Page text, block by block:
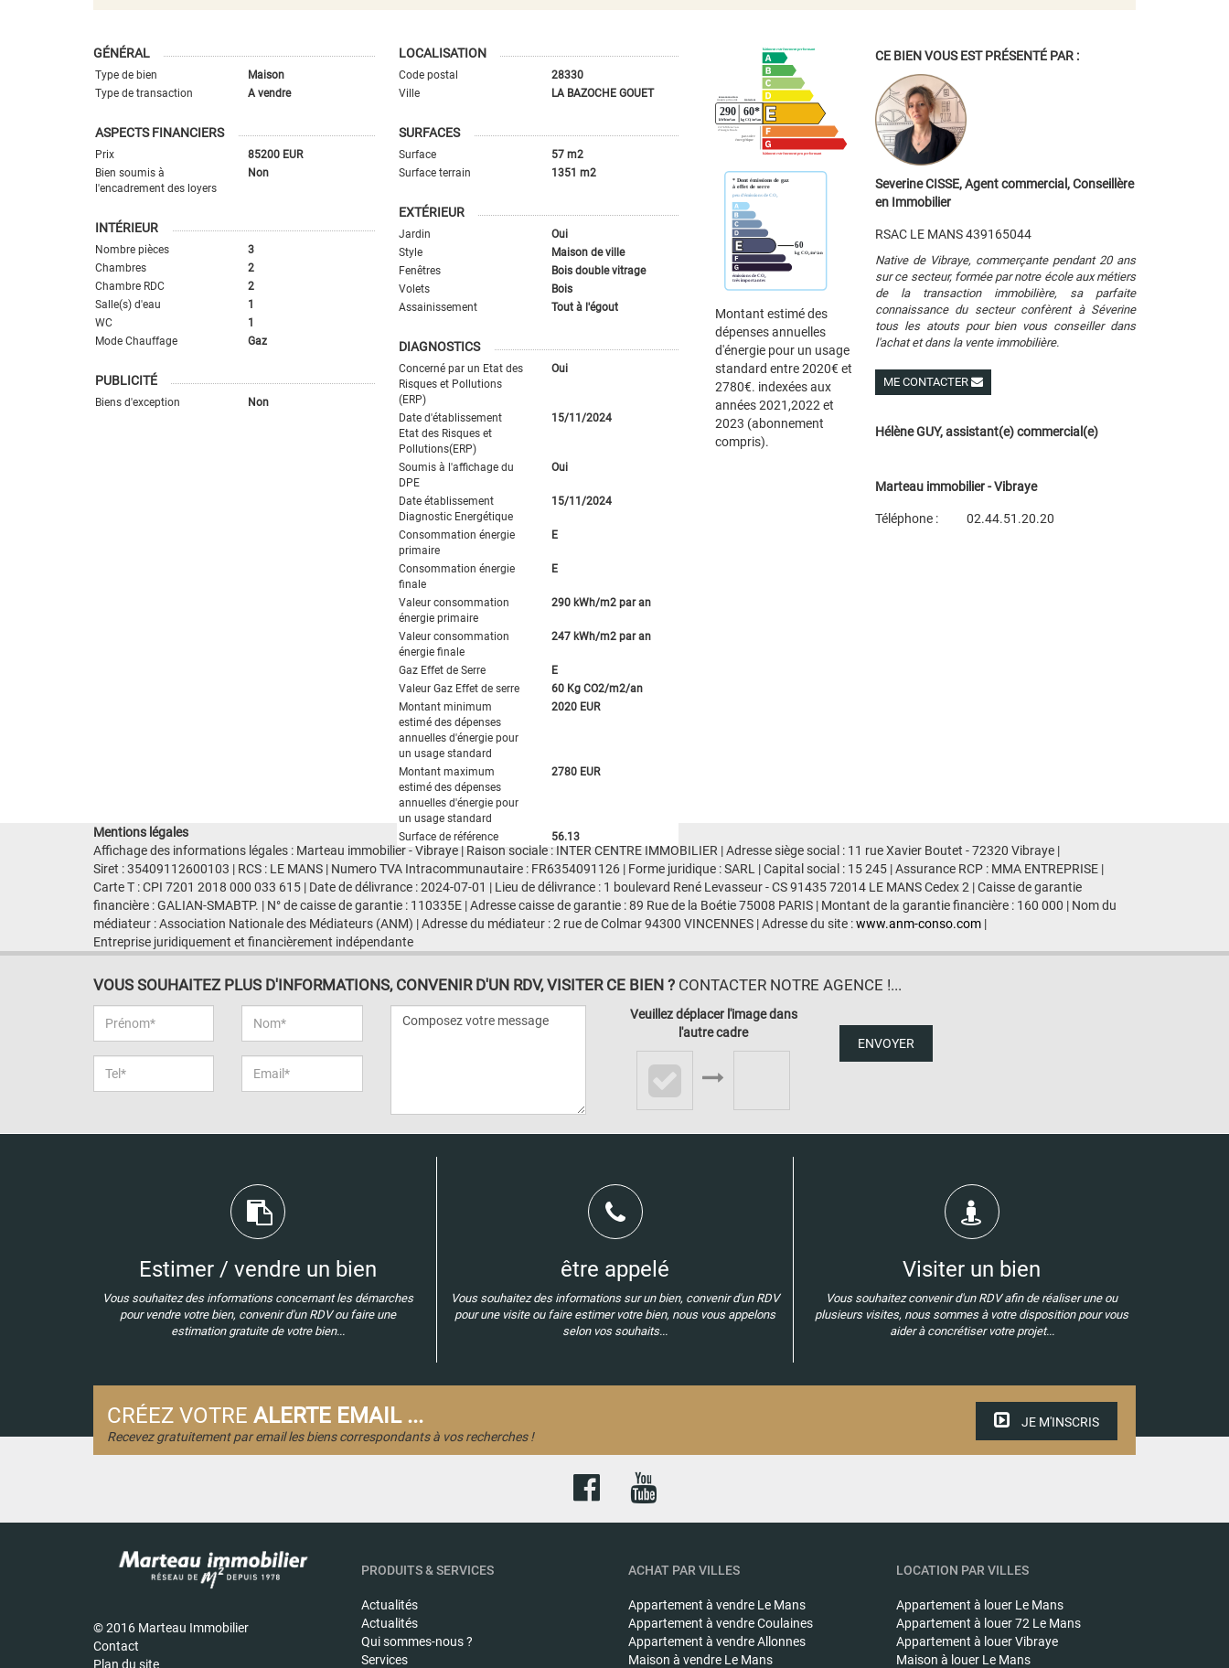
GÉNÉRAL
Type de bien
Maison
Type de transaction
A vendre
LOCALISATION
Code postal
28330
Ville
LA BAZOCHE GOUET
ASPECTS FINANCIERS
Prix
85200 EUR
Bien soumis à
l'encadrement des loyers
Non
SURFACES
Surface
57 m2
Surface terrain
1351 m2
EXTÉRIEUR
Jardin
Oui
Style
Maison de ville
Fenêtres
Bois double vitrage
Volets
Bois
Assainissement
Tout à l'égout
INTÉRIEUR
Nombre pièces
3
Chambres
2
Chambre RDC
2
Salle(s) d'eau
1
WC
1
Mode Chauffage
Gaz DIAGNOSTICS
Concerné par un Etat des
Risques et Pollutions
(ERP)
Oui
Date d'établissement
Etat des Risques et
Pollutions(ERP)
15/11/2024
Soumis à l'affichage du
DPE
Oui
Date établissement
Diagnostic Energétique
15/11/2024
Consommation énergie
primaire
E
Consommation énergie
finale
E
Valeur consommation
énergie primaire
290 kWh/m2 par an
Valeur consommation
énergie finale
247 kWh/m2 par an
Gaz Effet de Serre
E
Valeur Gaz Effet de serre
60 Kg CO2/m2/an
Montant minimum
estimé des dépenses
annuelles d'énergie pour
un usage standard
2020 EUR
Montant maximum
estimé des dépenses
annuelles d'énergie pour
un usage standard
2780 EUR
Surface de référence 56.13
PUBLICITÉ
Biens d'exception Non
Montant estimé des
dépenses annuelles
d'énergie pour un usage
standard entre 2020€ et
2780€. indexées aux
années 2021,2022 et
2023 (abonnement
compris).
CE BIEN VOUS EST PRÉSENTÉ PAR :
Severine CISSE, Agent commercial, Conseillère
en Immobilier
RSAC LE MANS 439165044
Native de Vibraye, commerçante pendant 20 ans
sur ce secteur, formée par notre école aux métiers
de la transaction immobilière, sa parfaite
connaissance du secteur confèrent à Séverine
tous les atouts pour bien vous conseiller dans
l'achat et dans la vente immobilière.
ME CONTACTER
Hélène GUY, assistant(e) commercial(e)
Marteau immobilier - Vibraye
Téléphone :
02.44.51.20.20
Mentions légales
Affichage des informations légales : Marteau immobilier - Vibraye | Raison sociale : INTER CENTRE IMMOBILIER | Adresse siège social : 11 rue Xavier Boutet - 72320 Vibraye |
Siret : 35409112600103 | RCS : LE MANS | Numero TVA Intracommunautaire : FR6354091126 | Forme juridique : SARL | Capital social : 15 245 | Assurance RCP : MMA ENTREPRISE |
Carte T : CPI 7201 2018 000 033 615 | Date de délivrance : 2024-07-01 | Lieu de délivrance : 1 boulevard René Levasseur - CS 91435 72014 LE MANS Cedex 2 | Caisse de garantie
financière : GALIAN-SMABTP. | N° de caisse de garantie : 110335E | Adresse caisse de garantie : 89 Rue de la Boétie 75008 PARIS | Montant de la garantie financière : 160 000 | Nom du
médiateur : Association Nationale des Médiateurs (ANM) | Adresse du médiateur : 2 rue de Colmar 94300 VINCENNES | Adresse du site :www.anm-conso.com |
Entreprise juridiquement et financièrement indépendante
VOUS SOUHAITEZ PLUS D'INFORMATIONS, CONVENIR D'UN RDV, VISITER CE BIEN ? CONTACTER NOTRE AGENCE !...
Veuillez déplacer l'image dans
l'autre cadre
ENVOYER
Estimer / vendre un bien
Vous souhaitez des informations concernant les démarches
pour vendre votre bien, convenir d'un RDV ou faire une
estimation gratuite de votre bien...
être appelé
Vous souhaitez des informations sur un bien, convenir d'un RDV
pour une visite ou faire estimer votre bien, nous vous appelons
selon vos souhaits...
Visiter un bien
Vous souhaitez convenir d'un RDV afin de réaliser une ou
plusieurs visites, nous sommes à votre disposition pour vous
aider à concrétiser votre projet...
CRÉEZ VOTRE ALERTE EMAIL ...
Recevez gratuitement par email les biens correspondants à vos recherches !
JE M'INSCRIS
© 2016 Marteau Immobilier
Contact
Plan du site
PRODUITS & SERVICES
Actualités
Actualités
Qui sommes-nous ?
Services
ACHAT PAR VILLES
Appartement à vendre Le Mans
Appartement à vendreCoulaines
Appartement à vendreAllonnes
Maison à vendre Le Mans
LOCATION PAR VILLES
Appartement à louer Le Mans
Appartement à louer72 Le Mans
Appartement à louerVibraye
Maison à louer Le Mans